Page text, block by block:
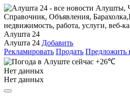
Алушта 24
Алушта 24 Добавить
Рекламировать Продать Предложить
+26℃
Нет данных
Нет данных